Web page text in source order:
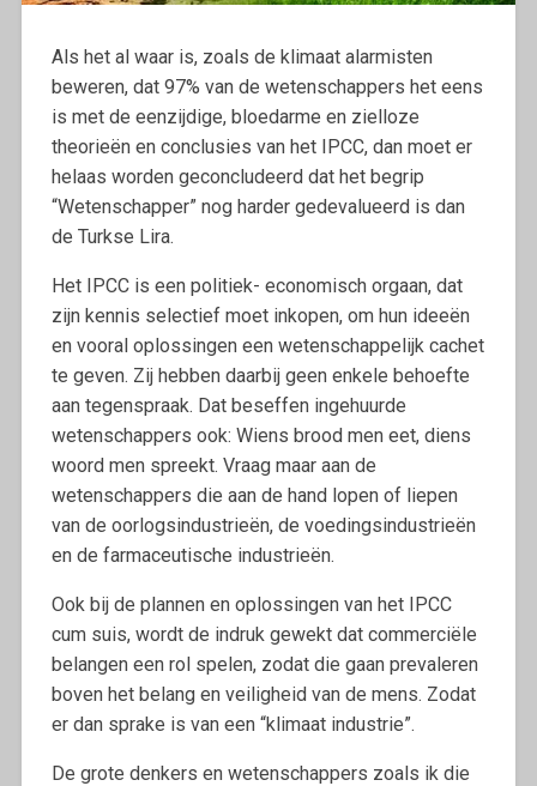
Als het al waar is, zoals de klimaat alarmisten
beweren, dat 97% van de wetenschappers het eens
is met de eenzijdige, bloedarme en zielloze
theorieën en conclusies van het IPCC, dan moet er
helaas worden geconcludeerd dat het begrip
“Wetenschapper” nog harder gedevalueerd is dan
de Turkse Lira.
Het IPCC is een politiek- economisch orgaan, dat
zijn kennis selectief moet inkopen, om hun ideeën
en vooral oplossingen een wetenschappelijk cachet
te geven. Zij hebben daarbij geen enkele behoefte
aan tegenspraak. Dat beseffen ingehuurde
wetenschappers ook: Wiens brood men eet, diens
woord men spreekt. Vraag maar aan de
wetenschappers die aan de hand lopen of liepen
van de oorlogsindustrieën, de voedingsindustrieën
en de farmaceutische industrieën.
Ook bij de plannen en oplossingen van het IPCC
cum suis, wordt de indruk gewekt dat commerciële
belangen een rol spelen, zodat die gaan prevaleren
boven het belang en veiligheid van de mens. Zodat
er dan sprake is van een “klimaat industrie”.
De grote denkers en wetenschappers zoals ik die